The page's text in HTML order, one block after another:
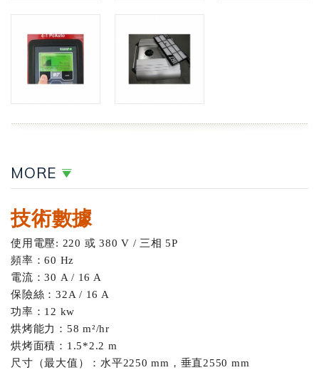
MORE
技術數據
使用電壓: 220 或 380 V / 三相 5P
頻率：60 Hz
電流：30 A / 16 A
保險絲：32A / 16 A
功率：12 kw
烘烤能力：58 m²/hr
烘烤面積：1.5*2.2 m
尺寸（最大值）：水平2250 mm，垂直2550 mm